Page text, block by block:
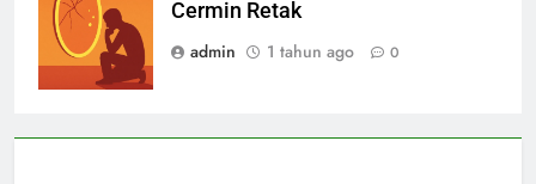
Cermin Retak
admin
1 tahun ago 0